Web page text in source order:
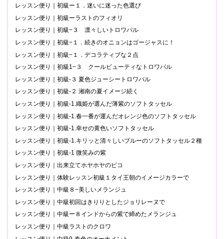
レッスン便り｜初級ー１．迷いに迷った色選び
レッスン便り｜初級ーラストのフィオリ
レッスン便り｜初級−３ 凛々しいトロワバル
レッスン便り｜初級−１．続きのオニョンはゴージャスに！
レッスン便り｜初級−１．デコラティブな２点
レッスン便り｜初級1−３ クールビューティなトロワバル
レッスン便り｜初級-３ 夏色ジューシートロワバル
レッスン便り｜初級-２ 湘南の夏イメージ続く
レッスン便り｜初級-1.織姫が選んだ薄紫のソフトタッセル
レッスン便り｜初級-1.春一番が運んだオレンジ色のソフトタッセル
レッスン便り｜初級-1.幸せの黄色いソフトタッセル
レッスン便り｜初級-1.キリッと清々しいブルーのソフトタッセル２種
レッスン便り｜初級-1 微笑みの紫
レッスン便り｜出来立てホヤホヤのピコ
レッスン便り｜体験レッスン初級１タイ王朝のイメージカラーで
レッスン便り｜中級８−美しいメランジュ
レッスン便り｜中級初回はきりりとしたジョリレーヌで
レッスン便り｜中級ー８インドからの紫で締めたメランジュ
レッスン便り｜中級ラストのクロワ